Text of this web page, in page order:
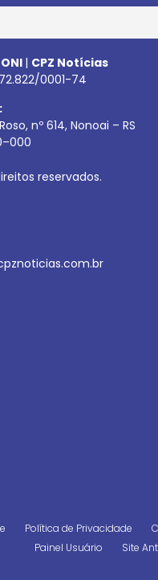
| CPZ Notícias
0001-74
nº 614, Nonoai – RS
–000
reservados.
Política de Privacidade
Painel Usuário
Site